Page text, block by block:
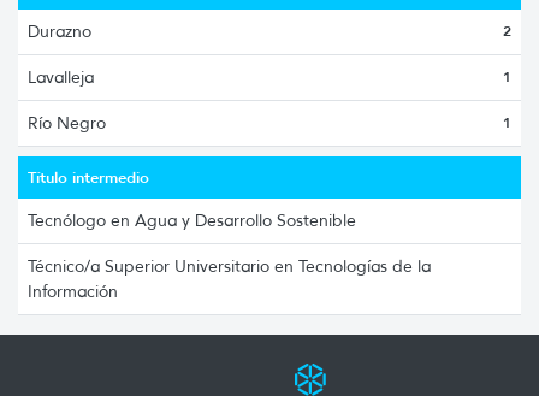
Durazno 2
Lavalleja 1
Río Negro 1
Título intermedio
Tecnólogo en Agua y Desarrollo Sostenible
Técnico/a Superior Universitario en Tecnologías de la
Información